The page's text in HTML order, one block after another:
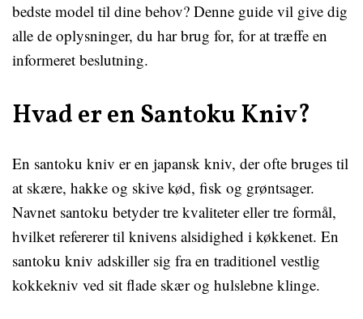
bedste model til dine behov? Denne guide vil give dig
alle de oplysninger, du har brug for, for at træffe en
informeret beslutning.
Hvad er en Santoku Kniv?
En santoku kniv er en japansk kniv, der ofte bruges til
at skære, hakke og skive kød, fisk og grøntsager.
Navnet santoku betyder tre kvaliteter eller tre formål,
hvilket refererer til knivens alsidighed i køkkenet. En
santoku kniv adskiller sig fra en traditionel vestlig
kokkekniv ved sit flade skær og hulslebne klinge.